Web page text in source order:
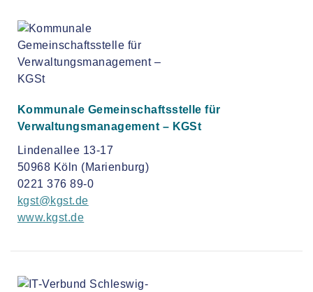
Kommunale Gemeinschaftsstelle für
Verwaltungsmanagement – KGSt
Lindenallee 13-17
50968 Köln (Marienburg)
0221 376 89-0
kgst@kgst.de
www.kgst.de